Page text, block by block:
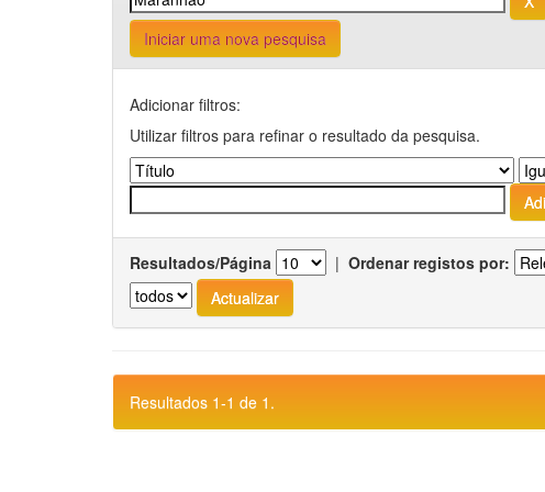
Iniciar uma nova pesquisa
Adicionar filtros:
Utilizar filtros para refinar o resultado da pesquisa.
Resultados/Página | Ordenar registos por:
Resultados 1-1 de 1.